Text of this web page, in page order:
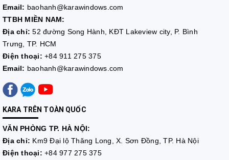
Email: baohanh@karawindows.com
TTBH MIỀN NAM:
Địa chỉ: 52 đường Song Hành, KĐT Lakeview city, P. Bình
Trưng, TP. HCM
Điện thoại: +84 911 275 375
Email: baohanh@karawindows.com
KARA TRÊN TOÀN QUỐC
VĂN PHÒNG TP. HÀ NỘI:
Địa chỉ: Km9 Đại lộ Thăng Long, X. Sơn Đồng, TP. Hà Nội
Điện thoại: +84 977 275 375